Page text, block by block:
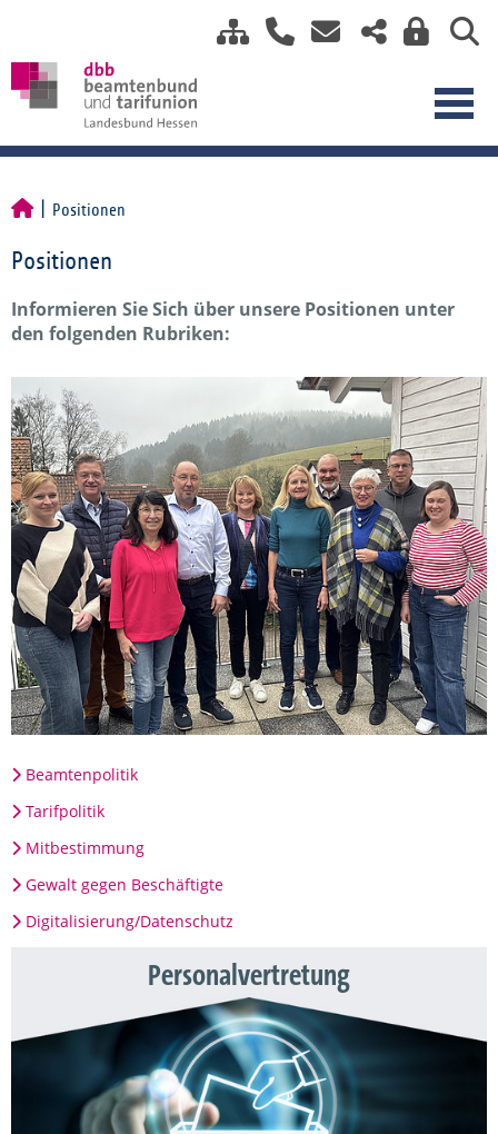
Positionen
Positionen
Informieren Sie Sich über unsere Positionen unter
den folgenden Rubriken:
Beamtenpolitik
Tarifpolitik
Mitbestimmung
Gewalt gegen Beschäftigte
Digitalisierung/Datenschutz
Personalvertretung